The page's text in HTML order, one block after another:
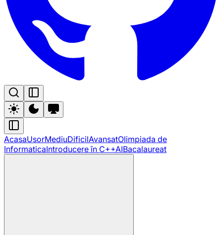
AcasaUsorMediuDificilAvansatOlimpiada de
InformaticaIntroducere în C++AIBacalaureat